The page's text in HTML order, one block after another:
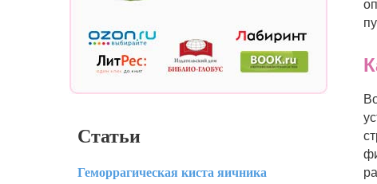
Статьи
Геморрагическая киста яичника